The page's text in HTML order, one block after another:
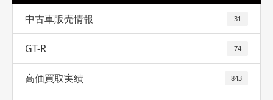
中古車販売情報 31
GT-R 74
高価買取実績 843